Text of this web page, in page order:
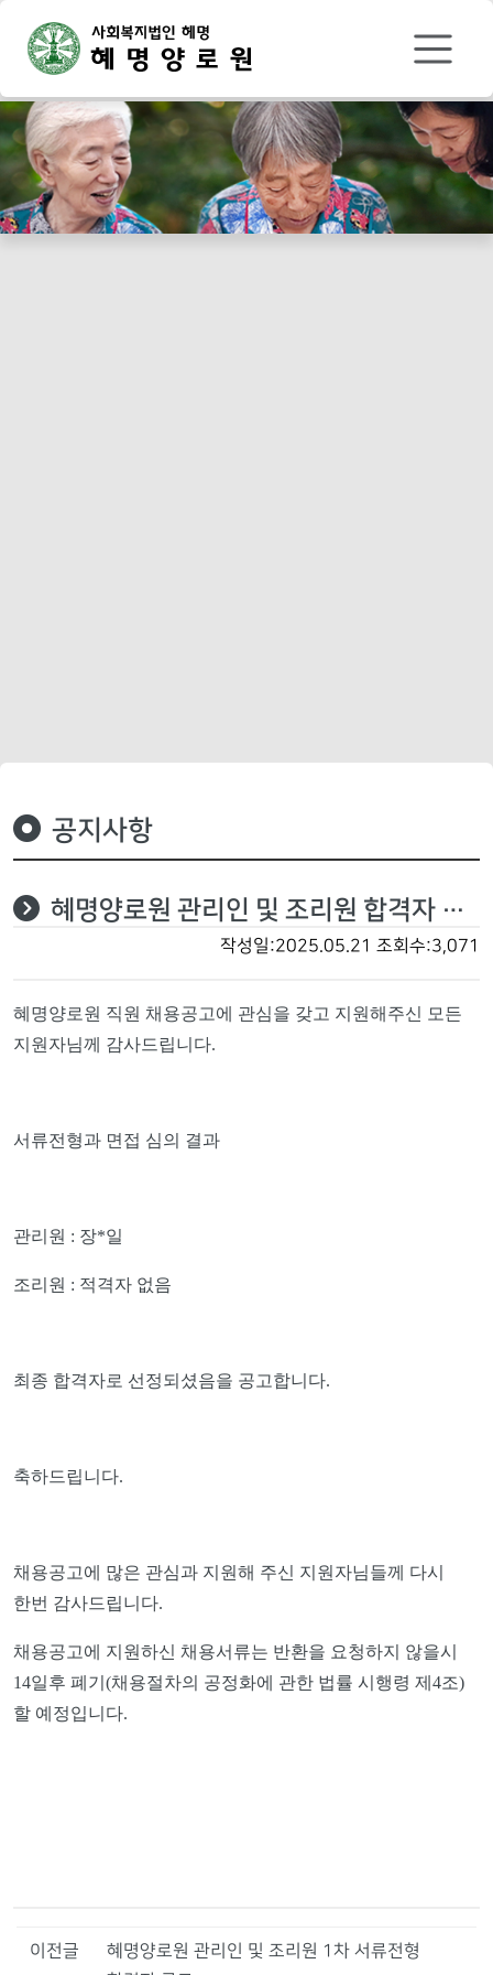
공지사항
혜명양로원 관리인 및 조리원 합격자 공고
작성일:2025.05.21 조회수:3,071
혜명양로원 직원 채용공고에 관심을 갖고 지원해주신 모든
지원자님께 감사드립니다.
서류전형과 면접 심의 결과
관리원 : 장*일
조리원 : 적격자 없음
최종 합격자로 선정되셨음을 공고합니다.
축하드립니다.
채용공고에 많은 관심과 지원해 주신 지원자님들께 다시
한번 감사드립니다.
채용공고에 지원하신 채용서류는 반환을 요청하지 않을시
14일후 폐기 (채용절차의 공정화에 관한 법률 시행령 제 4조)
할 예정입니다.
이전글
혜명양로원 관리인 및 조리원 1차 서류전형